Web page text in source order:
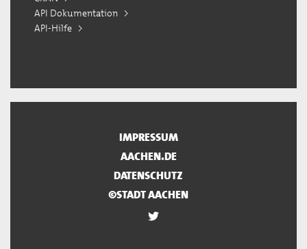
API Dokumentation
API-Hilfe
IMPRESSUM
AACHEN.DE
DATENSCHUTZ
©STADT AACHEN